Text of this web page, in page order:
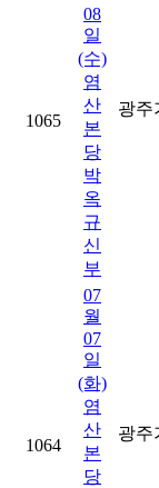
1065
08
일
(수)
염
산
본
당
박
옥
규
신
부
광주
1064
07
월
07
일
(화)
염
산
본
당
광주